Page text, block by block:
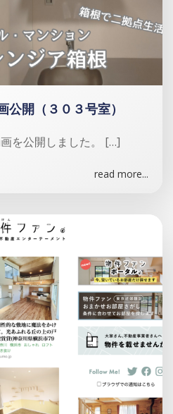
公開（３０３号室）
を公開しました。 […]
read more...